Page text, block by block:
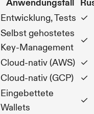
Anwendungsfall
Entwicklung, Tests ✓
Selbst gehostetes
Key-Management
✓
Cloud-nativ (AWS) ✓
Cloud-nativ (GCP) ✓
Eingebettete
Wallets
✓